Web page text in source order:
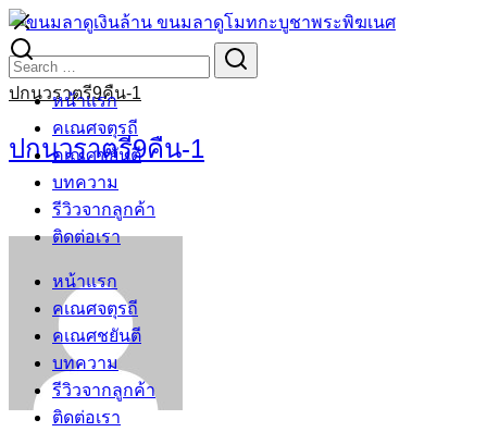
Skip
to
content
หน้าแรก
คเณศจตุรถี
คเณศชยันตี
บทความ
รีวิวจากลูกค้า
ติดต่อเรา
หน้าแรก
คเณศจตุรถี
คเณศชยันตี
บทความ
รีวิวจากลูกค้า
ติดต่อเรา
Search
for:
ปกนวราตรี9คืน-1
ปกนวราตรี9คืน-1